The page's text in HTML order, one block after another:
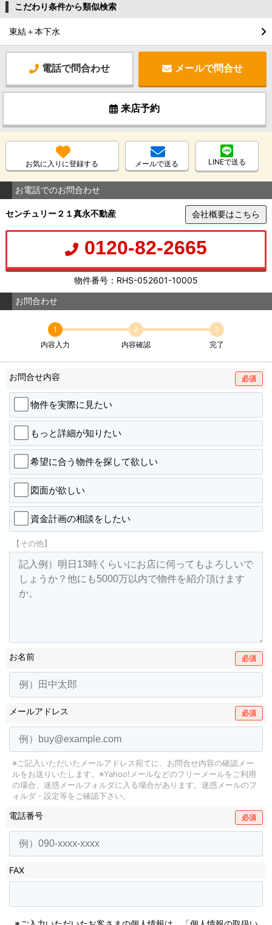
こだわり条件から類似検索
東結＋本下水
電話で問合わせ メールで問合せ
来店予約
お気に入りに登録する メールで送る LINEで送る
お電話でのお問合わせ
センチュリー２１真永不動産 会社概要はこちら
0120-82-2665
物件番号：RHS-052601-10005
お問合わせ
1
内容入力
2
内容確認
3
完了
お問合せ内容 必須
物件を実際に見たい
もっと詳細が知りたい
希望に合う物件を探して欲しい
図面が欲しい
資金計画の相談をしたい
【その他】
お名前 必須
メールアドレス 必須
※ご記入いただいたメールアドレス宛てに、お問合せ内容の確認メー
ルをお送りいたします。 ※Yahoo!メールなどのフリーメールをご利用
の場合、迷惑メールフォルダに入る場合があります。 迷惑メールのフ
ォルダ・設定等をご確認下さい。
電話番号 必須
FAX